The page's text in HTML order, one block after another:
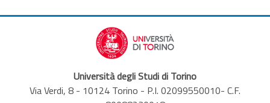
Università degli Studi di Torino
Via Verdi, 8 - 10124 Torino - P.I. 02099550010- C.F.